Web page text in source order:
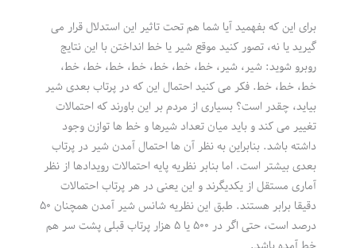
برای این که بفهمید آیا شما هم تحت تاثیر این استدلال قرار می
گیرید یا نه، تصور کنید موقع شیر یا خط انداختن با این نتایج
روبرو شوید: شیر، شیر، خط، خط، خط، خط، خط، خط، خط،
خط، خط، خط. فکر می کنید احتمال این که در پرتاب بعدی شیر
بیاید، چقدر است؟ بسیاری از مردم بر این باورند که احتمالات
تغییر می کند و باید میان تعداد شیرها و خط ها توازن وجود
داشته باشد. بنابراین به نظر آن ها احتمال آمدن شیر در پرتاب
بعدی بیشتر است. اما بنابر نظریه پایه احتمالات رویدادها از نظر
آماری مستقل از یکدیگرند و این یعنی در هر پرتاب احتمالات
دقیقا برابر هستند. طبق این نظریه شانس شیر آمدن همچنان ۵۰
درصد است، حتی اگر در ۵۰۰ یا ۵ هزار پرتاب قبلی پشت سر هم